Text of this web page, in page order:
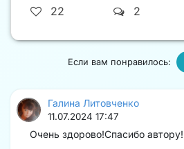
22 2
Если вам понравилось:
Галина Литовченко
11.07.2024 17:47
Очень здорово!Спасибо автору!